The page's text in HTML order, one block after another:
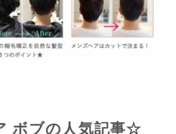
ボブの人気記事☆